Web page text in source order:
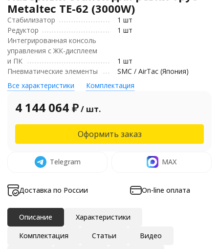
Metaltec TЕ-62 (3000W)
Стабилизатор
1 шт
Редуктор
1 шт
Интегрированная консоль
управления с ЖК-дисплеем
и ПК
1 шт
Пневматические элементы
SMC / AirTac (Япония)
Все характеристики
Комплектация
4 144 064₽/ шт.
Оформить заказ
Telegram MAX
Доставка по России On-line оплата
Описание
Характеристики
Комплектация
Статьи
Видео